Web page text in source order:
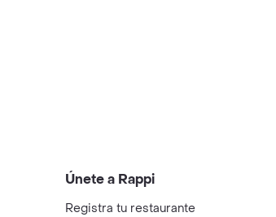
Únete a Rappi
Registra tu restaurante